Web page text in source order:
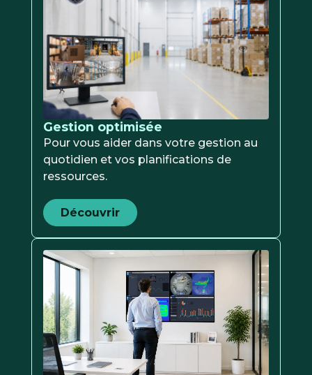
Gestion optimisée
Pour vous aider dans votre gestion au
quotidien et vos planifications de
ressources.
Découvrir